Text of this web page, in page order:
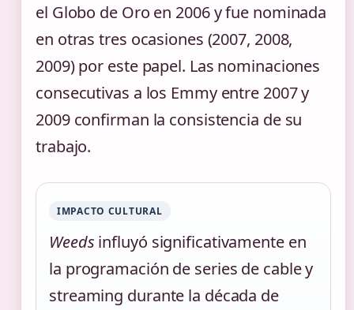
el Globo de Oro en 2006 y fue nominada
en otras tres ocasiones (2007, 2008,
2009) por este papel. Las nominaciones
consecutivas a los Emmy entre 2007 y
2009 confirman la consistencia de su
trabajo.
IMPACTO CULTURAL
Weeds influyó significativamente en
la programación de series de cable y
streaming durante la década de